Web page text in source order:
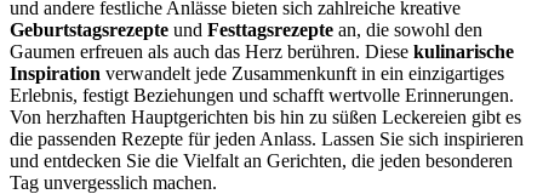
und andere festliche Anlässe bieten sich zahlreiche kreative
Geburtstagsrezepte und Festtagsrezepte an, die sowohl den
Gaumen erfreuen als auch das Herz berühren. Diese kulinarische
Inspiration verwandelt jede Zusammenkunft in ein einzigartiges
Erlebnis, festigt Beziehungen und schafft wertvolle Erinnerungen.
Von herzhaften Hauptgerichten bis hin zu süßen Leckereien gibt es
die passenden Rezepte für jeden Anlass. Lassen Sie sich inspirieren
und entdecken Sie die Vielfalt an Gerichten, die jeden besonderen
Tag unvergesslich machen.